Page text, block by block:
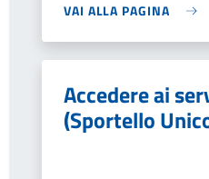
VAI ALLA PAGINA
Accedere ai
(Sportello